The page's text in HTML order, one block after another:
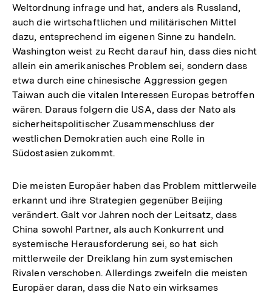
Weltordnung infrage und hat, anders als Russland,
auch die wirtschaftlichen und militärischen Mittel
dazu, entsprechend im eigenen Sinne zu handeln.
Washington weist zu Recht darauf hin, dass dies nicht
allein ein amerikanisches Problem sei, sondern dass
etwa durch eine chinesische Aggression gegen
Taiwan auch die vitalen Interessen Europas betroffen
wären. Daraus folgern die USA, dass der Nato als
sicherheitspolitischer Zusammenschluss der
westlichen Demokratien auch eine Rolle in
Südostasien zukommt.
Die meisten Europäer haben das Problem mittlerweile
erkannt und ihre Strategien gegenüber Beijing
verändert. Galt vor Jahren noch der Leitsatz, dass
China sowohl Partner, als auch Konkurrent und
systemische Herausforderung sei, so hat sich
mittlerweile der Dreiklang hin zum systemischen
Rivalen verschoben. Allerdings zweifeln die meisten
Europäer daran, dass die Nato ein wirksames